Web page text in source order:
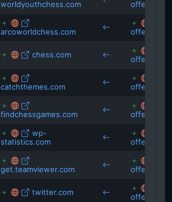
worldyouthchess.com
arcoworldchess.com
chess.com
catchthemes.com
findchessgames.com
wp-
statistics.com
get.teamviewer.com
twitter.com